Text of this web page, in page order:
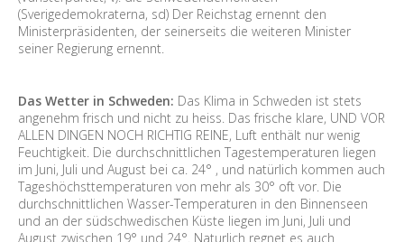
(Sverigedemokraterna, sd) Der Reichstag ernennt den
Ministerpräsidenten, der seinerseits die weiteren Minister
seiner Regierung ernennt.
Das Wetter in Schweden: Das Klima in Schweden ist stets
angenehm frisch und nicht zu heiss. Das frische klare, UND VOR
ALLEN DINGEN NOCH RICHTIG REINE, Luft enthält nur wenig
Feuchtigkeit. Die durchschnittlichen Tagestemperaturen liegen
im Juni, Juli und August bei ca. 24° , und natürlich kommen auch
Tageshöchsttemperaturen von mehr als 30° oft vor. Die
durchschnittlichen Wasser-Temperaturen in den Binnenseen
und an der südschwedischen Küste liegen im Juni, Juli und
August zwischen 19° und 24°. Naturlich regnet es auch